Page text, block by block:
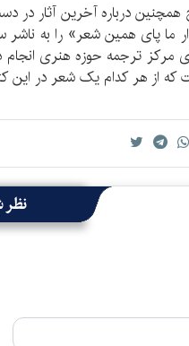
درباره آخرین آثار در
ما پای همین شعر» را به
مرکز ترجمه حوزه هنری انجام
که از هر کدام یک شعر در این
نظر